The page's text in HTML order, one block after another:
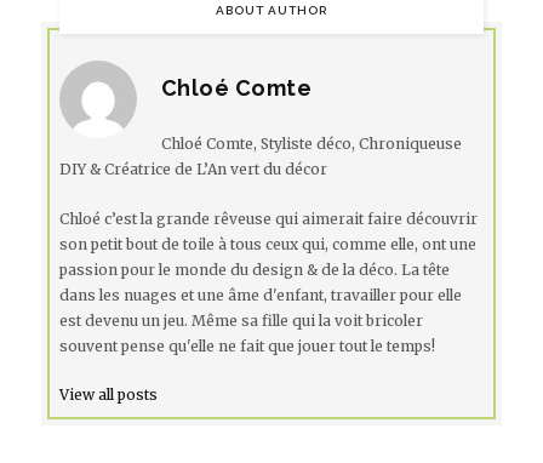
ABOUT AUTHOR
Chloé Comte
Chloé Comte, Styliste déco, Chroniqueuse
DIY & Créatrice de L’An vert du décor
Chloé c’est la grande rêveuse qui aimerait faire découvrir
son petit bout de toile à tous ceux qui, comme elle, ont une
passion pour le monde du design & de la déco. La tête
dans les nuages et une âme d'enfant, travailler pour elle
est devenu un jeu. Même sa fille qui la voit bricoler
souvent pense qu'elle ne fait que jouer tout le temps!
View all posts